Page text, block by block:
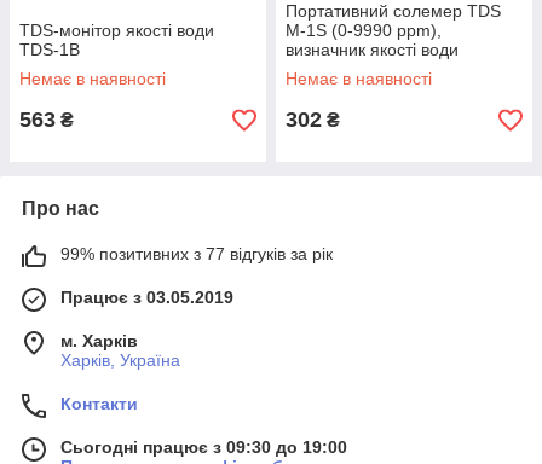
TDS-монітор якості води
TDS-1В
Немає в наявності
563 ₴
Портативний солемер TDS
M-1S (0-9990 ppm),
визначник якості води
Немає в наявності
302 ₴
Про нас
99% позитивних з 77 відгуків за рік
Працює з 03.05.2019
м. Харків
Харків, Україна
Контакти
Сьогодні працює з 09:30 до 19:00